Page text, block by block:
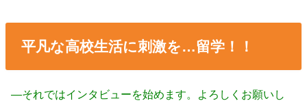
平凡な高校生活に刺激を…留学！！
―それではインタビューを始めます。よろしくお願いし